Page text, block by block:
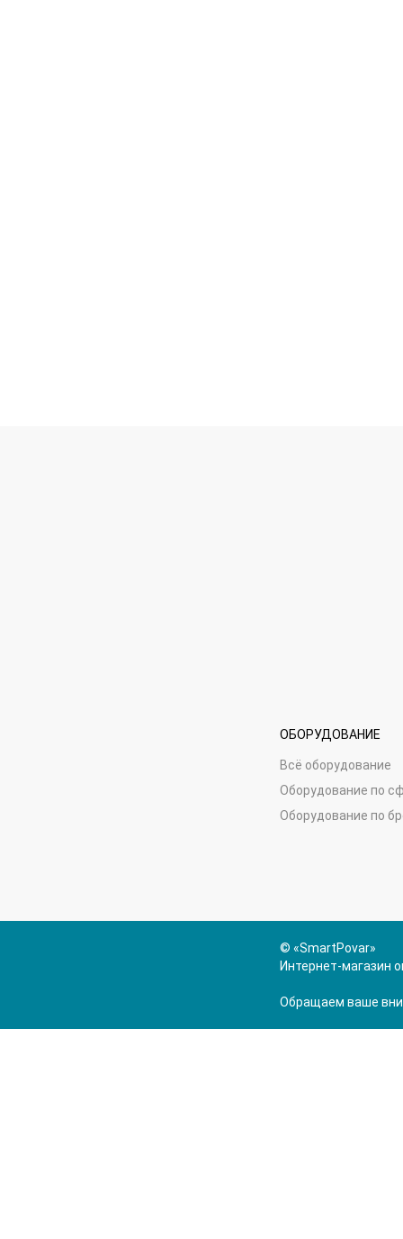
ОБОРУДОВАНИЕ
Всё оборудование
Оборудование по
Оборудование по
© «SmartPovar»
Интернет-магазин
Обращаем ваше